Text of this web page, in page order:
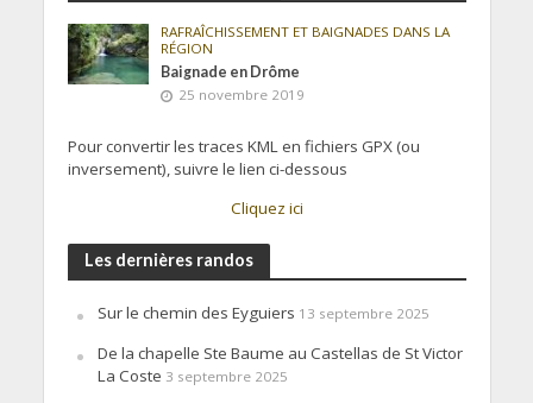
RAFRAÎCHISSEMENT ET BAIGNADES DANS LA
RÉGION
Baignade en Drôme
25 novembre 2019
Pour convertir les traces KML en fichiers GPX (ou
inversement), suivre le lien ci-dessous
Cliquez ici
Les dernières randos
Sur le chemin des Eyguiers 13 septembre 2025
De la chapelle Ste Baume au Castellas de St Victor
La Coste 3 septembre 2025